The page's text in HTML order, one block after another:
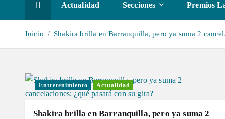
Actualidad Secciones Premios
Inicio Shakira brilla en Barranquilla, pero ya suma 2
Entretenimiento Actualidad
Shakira brilla en Barranquilla, pero ya suma 2